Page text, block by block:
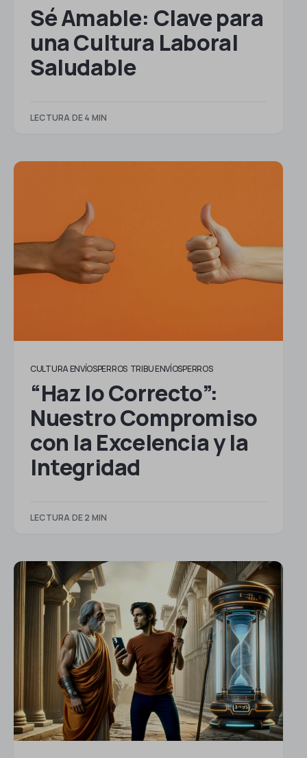
Sé Amable: Clave para
una Cultura Laboral
Saludable
LECTURA DE 4 MIN
CULTURA ENVÍOSPERROS TRIBU ENVÍOSPERROS
“Haz lo Correcto”:
Nuestro Compromiso
con la Excelencia y la
Integridad
LECTURA DE 2 MIN